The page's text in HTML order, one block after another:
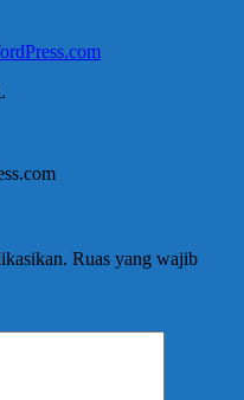
Ruas yang wajib